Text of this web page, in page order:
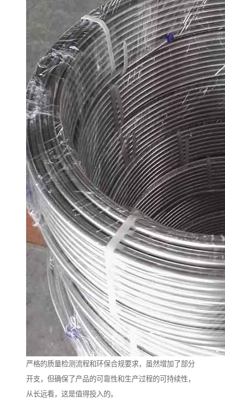
严格的质量检测流程和环保合规要求，虽然增加了部分
开支，但确保了产品的可靠性和生产过程的可持续性，
从长远看，这是值得投入的。